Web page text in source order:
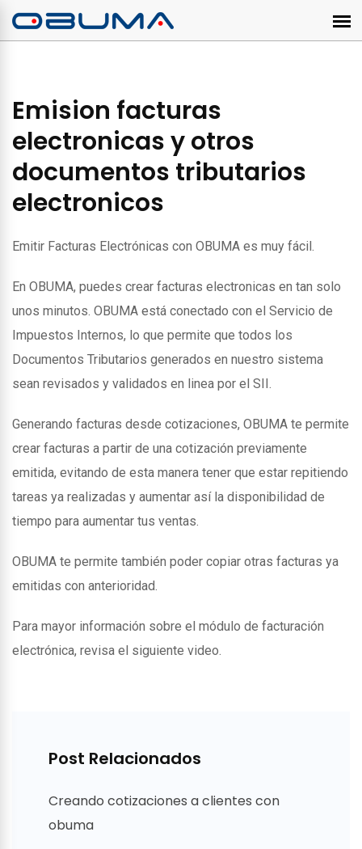
Emision facturas
electronicas y otros
documentos tributarios
electronicos
Emitir Facturas Electrónicas con OBUMA es muy fácil.
En OBUMA, puedes crear facturas electronicas en tan solo
unos minutos. OBUMA está conectado con el Servicio de
Impuestos Internos, lo que permite que todos los
Documentos Tributarios generados en nuestro sistema
sean revisados y validados en linea por el SII.
Generando facturas desde cotizaciones, OBUMA te permite
crear facturas a partir de una cotización previamente
emitida, evitando de esta manera tener que estar repitiendo
tareas ya realizadas y aumentar así la disponibilidad de
tiempo para aumentar tus ventas.
OBUMA te permite también poder copiar otras facturas ya
emitidas con anterioridad.
Para mayor información sobre el módulo de facturación
electrónica, revisa el siguiente video.
Post Relacionados
Creando cotizaciones a clientes con
obuma